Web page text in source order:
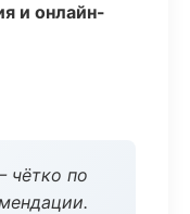
и онлайн-
чётко по